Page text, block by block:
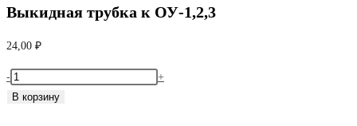
по
веб-
Выкидная трубка к ОУ-1,2,3
24,00 ₽
Количество
товара
-
+
В корзину